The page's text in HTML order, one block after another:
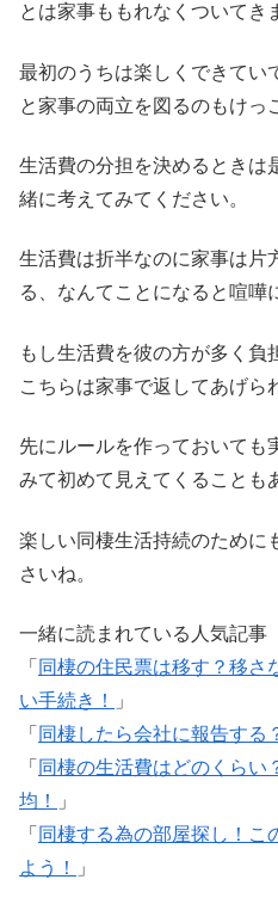
とは家事ももれなくついてき
最初のうちは楽しくできてい
と家事の両立を図るのもけっ
生活費の分担を決めるときは
緒に考えてみてください。
生活費は折半なのに家事は片
る、なんてことになると喧嘩
もし生活費を彼の方が多く負
こちらは家事で返してあげら
先にルールを作っておいても
みて初めて見えてくることも
楽しい同棲生活持続のために
さいね。
一緒に読まれている人気記事
「 同棲の住民票は移す？移さ
い手続き！
」
「 同棲したら会社に報告する
「 同棲の生活費はどのくらい
均！
」
「 同棲する為の部屋探し！こ
よう！
」